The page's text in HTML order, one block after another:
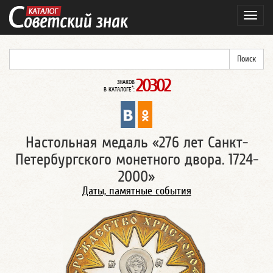
ЗНАКОВ
В КАТАЛОГЕ*: 20302
Настольная медаль «276 лет Санкт-
Петербургского монетного двора. 1724-
2000»
Даты, памятные события